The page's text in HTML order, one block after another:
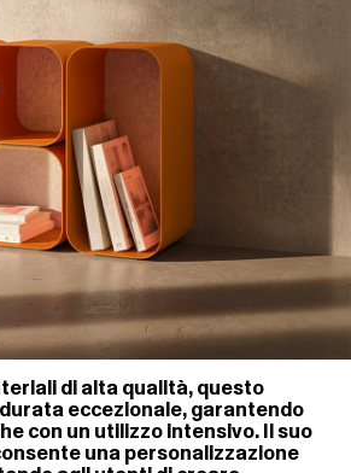
di alta qualità, questo
eccezionale, garantendo
con un utilizzo intensivo. Il suo
una personalizzazione